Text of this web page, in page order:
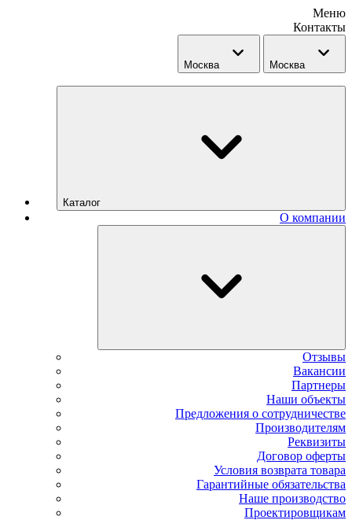
Меню
Контакты
Москва Москва
Каталог
О компании
Отзывы
Вакансии
Партнеры
Наши объекты
Предложения о сотрудничестве
Производителям
Реквизиты
Договор оферты
Условия возврата товара
Гарантийные обязательства
Наше производство
Проектировщикам